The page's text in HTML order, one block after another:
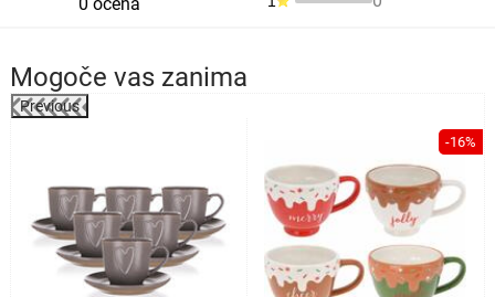
Mogoče vas zanima
Previous
-16%